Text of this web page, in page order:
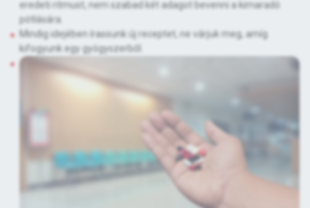
eredeti ritmust, nem szabad két adagot bevenni a kimaradó
pótlására.
Mindig idejében írassunk új receptet, ne várjuk meg, amíg
kifogyunk egy gyógyszerből.